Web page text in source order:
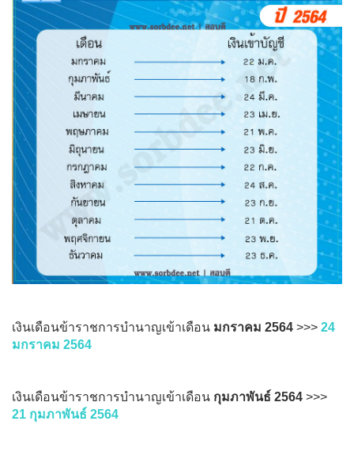
เงินเดือนข้าราชการบำนาญเข้าเดือน มกราคม 2564 >>> 24
มกราคม 2564
เงินเดือนข้าราชการบำนาญเข้าเดือน กุมภาพันธ์ 2564 >>>
21 กุมภาพันธ์ 2564